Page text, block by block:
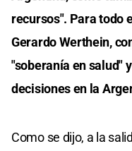
recursos". Para todo
Gerardo Werthein,
"soberanía en salud"
decisiones en la
Como se dijo, a la